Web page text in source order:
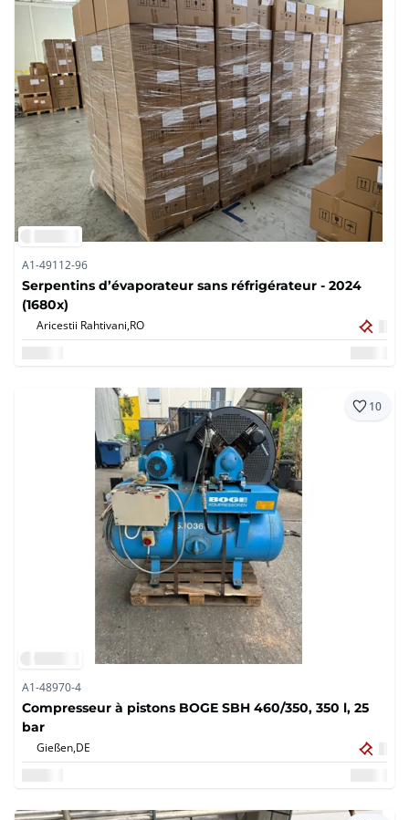
A1-49112-96
Serpentins d’évaporateur sans réfrigérateur - 2024
(1680x)
Aricestii Rahtivani,RO
10
A1-48970-4
Compresseur à pistons BOGE SBH 460/350, 350 l, 25
bar
Gießen,DE